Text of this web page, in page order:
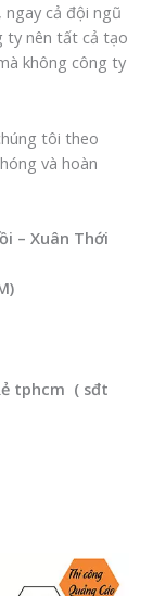
cả đội ngũ
ty nên tất cả tạo
không công ty
tôi theo
và hoàn
– Xuân Thới
tphcm ( sđt